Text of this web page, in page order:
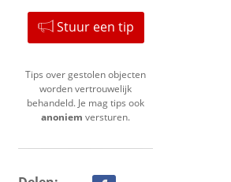
Stuur een tip
Tips over gestolen objecten
worden vertrouwelijk
behandeld. Je mag tips ook
anoniem versturen.